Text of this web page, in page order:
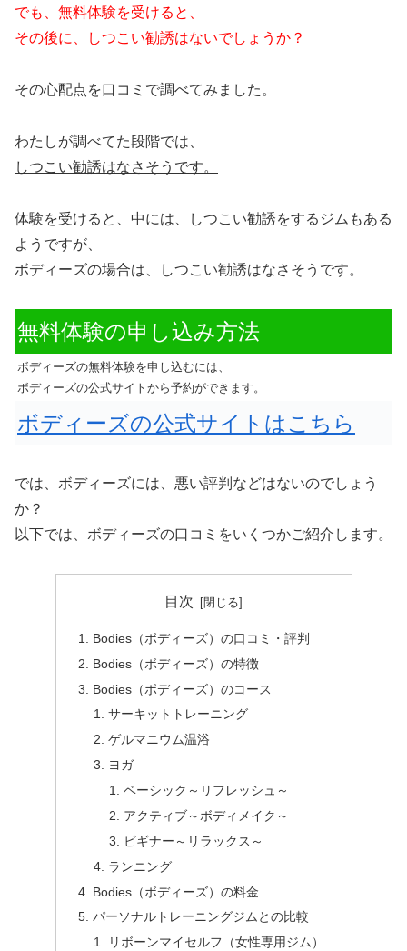
でも、無料体験を受けると、
その後に、しつこい勧誘はないでしょうか？
その心配点を口コミで調べてみました。
わたしが調べてた段階では、
しつこい勧誘はなさそうです。
体験を受けると、中には、しつこい勧誘をするジムもある
ようですが、
ボディーズの場合は、しつこい勧誘はなさそうです。
無料体験の申し込み方法
ボディーズの無料体験を申し込むには、
ボディーズの公式サイトから予約ができます。
ボディーズの公式サイトはこちら
では、ボディーズには、悪い評判などはないのでしょう
か？
以下では、ボディーズの口コミをいくつかご紹介します。
目次
Bodies（ボディーズ）の口コミ・評判
Bodies（ボディーズ）の特徴
Bodies（ボディーズ）のコース
サーキットトレーニング
ゲルマニウム温浴
ヨガ
ベーシック～リフレッシュ～
アクティブ～ボディメイク～
ビギナー～リラックス～
ランニング
Bodies（ボディーズ）の料金
パーソナルトレーニングジムとの比較
リボーンマイセルフ（女性専用ジム）